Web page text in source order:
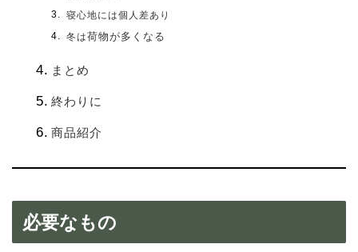
寝心地には個人差あり
冬は荷物が多くなる
まとめ
終わりに
商品紹介
必要なもの